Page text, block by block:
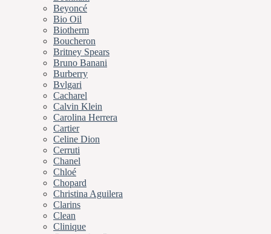
Beyoncé
Bio Oil
Biotherm
Boucheron
Britney Spears
Bruno Banani
Burberry
Bvlgari
Cacharel
Calvin Klein
Carolina Herrera
Cartier
Celine Dion
Cerruti
Chanel
Chloé
Chopard
Christina Aguilera
Clarins
Clean
Clinique